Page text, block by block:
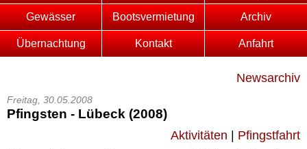
Gewässer Bootsvermietung Archiv
Übernachtung Kontakt Anfahrt
Newsarchiv
Freitag, 30.05.2008
Pfingsten - Lübeck (2008)
Aktivitäten
Pfingstfahrt